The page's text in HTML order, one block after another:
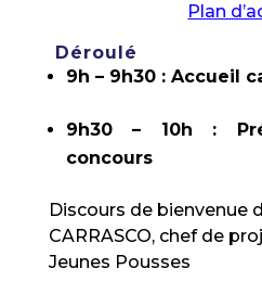
Plan
Déroulé
9h – 9h30 : Accueil
9h30 – 10h :
concours
Discours de bienvenue
CARRASCO, chef de
Jeunes Pousses